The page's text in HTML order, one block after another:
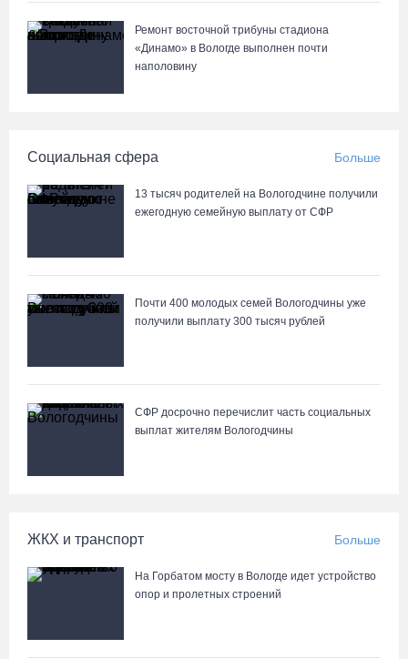
В Вологде водитель «Лексуса» сбила во дворе мотоциклиста
05.08.26 / 10:31
В Череповце после реконструкции открыли фонтан в
Комсомольском парке
05.08.26 / 10:30
05.08.26 / 10:26
патрулируют с воздуха
Заблудившуюся семью с двумя детьми нашли в лесу под
Вологдой
Ремонт восточной трибуны стадиона
«Динамо» в Вологде выполнен почти
наполовину
Социальная сфера Больше
13 тысяч родителей на Вологодчине получили
ежегодную семейную выплату от СФР
Почти 400 молодых семей Вологодчины уже
получили выплату 300 тысяч рублей
СФР досрочно перечислит часть социальных
выплат жителям Вологодчины
ЖКХ и транспорт Больше
На Горбатом мосту в Вологде идет устройство
опор и пролетных строений